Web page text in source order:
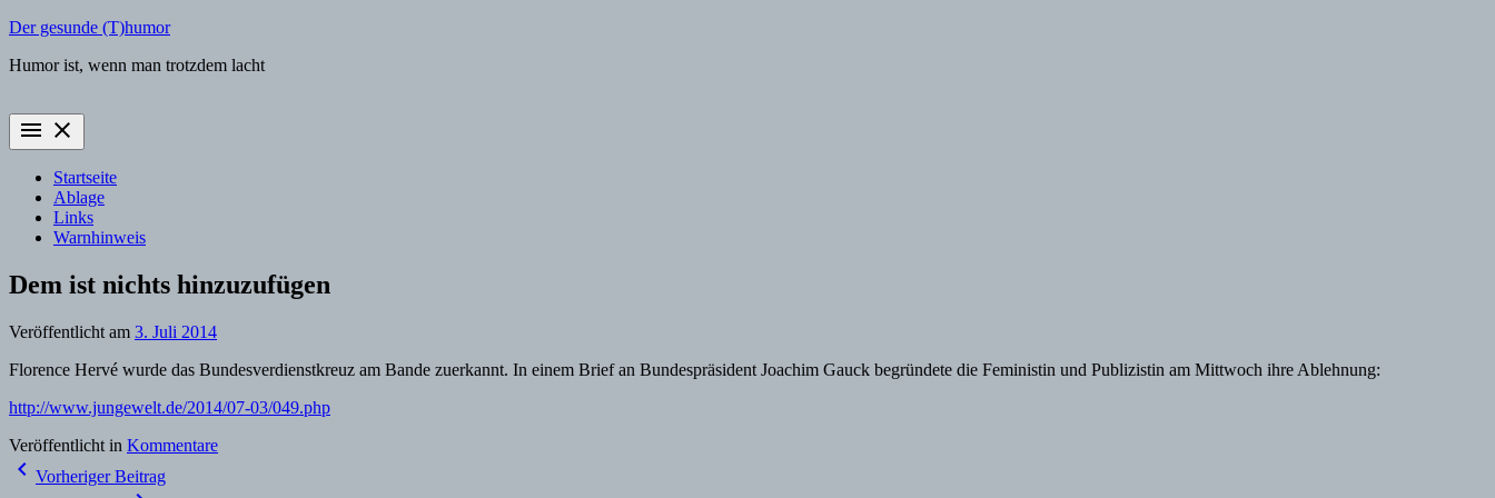
Zum
springen
Der gesunde (T)humor
Humor ist, wenn man trotzdem lacht
menu close
Startseite
Ablage
Links
Warnhinweis
Dem ist nichts hinzuzufügen
Veröffentlicht am 3. Juli 2014
Florence Hervé wurde das Bundesverdienstkreuz am Bande zuerkannt. In einem Brief an Bundespräsident Joachim Gauck begründete die Feministin und Publizistin am Mittwoch ihre Ablehnung:
http://www.jungewelt.de/2014/07-03/049.php
Veröffentlicht in Kommentare
Beitragsnavigation
navigate_before Vorheriger Beitrag